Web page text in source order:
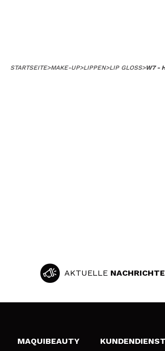
STARTSEITE>MAKE-UP>LIPPEN>LIP GLOSS>W7 -
AKTUELLE
MAQUIBEAUTY KUNDENDIENST